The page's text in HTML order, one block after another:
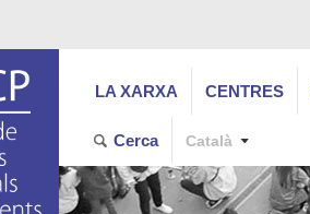
LA XARXA CENTRES
Cerca Català